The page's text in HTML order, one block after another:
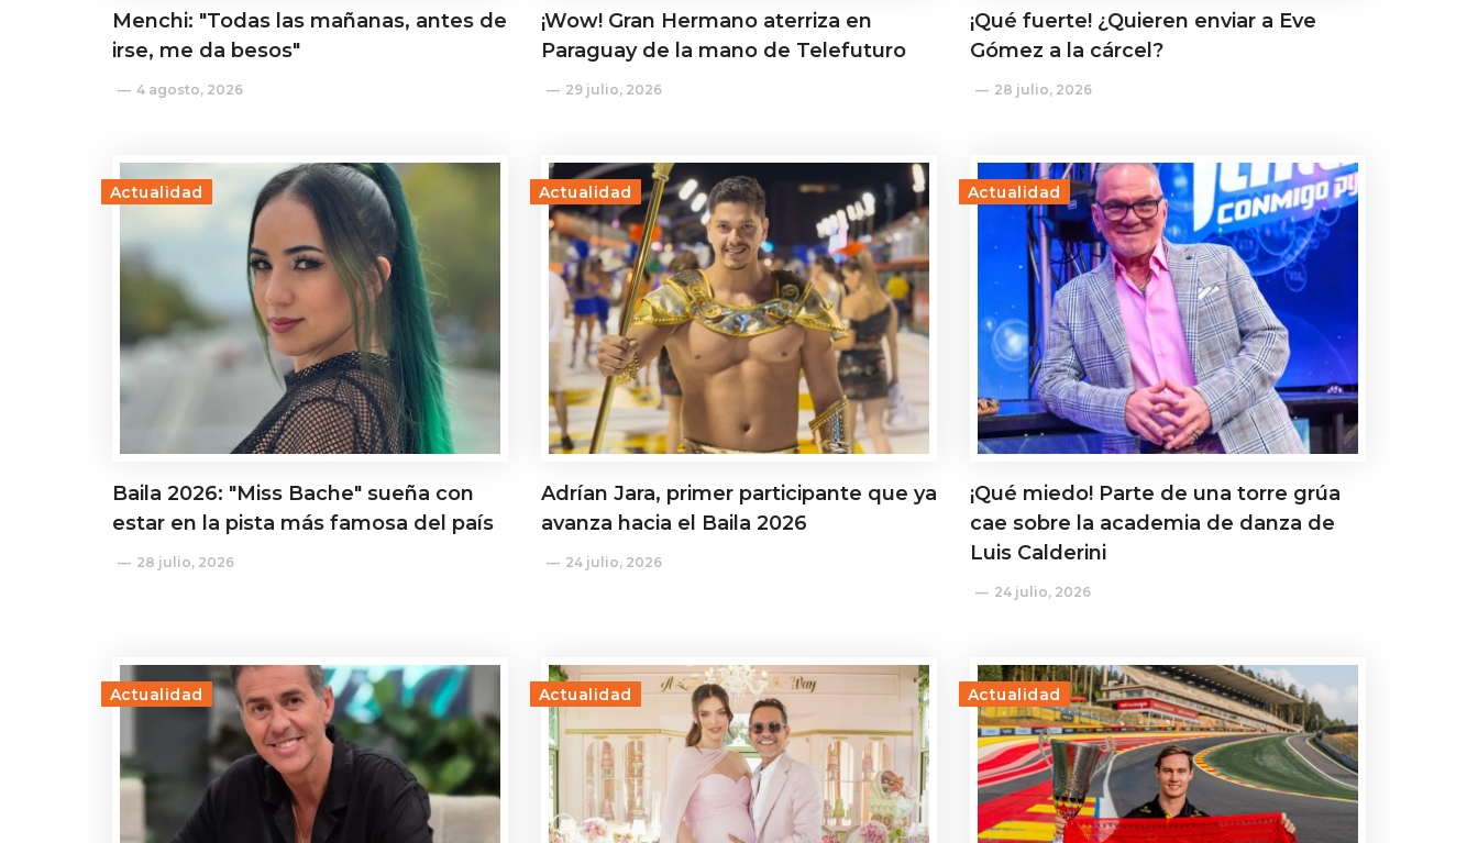
Menchi: "Todas las mañanas, antes de
irse, me da besos"
4 agosto, 2026
¡Wow! Gran Hermano aterriza en
Paraguay de la mano de Telefuturo
29 julio, 2026
¡Qué fuerte! ¿Quieren enviar a Eve
Gómez a la cárcel?
28 julio, 2026
Actualidad
Baila 2026: "Miss Bache" sueña con
estar en la pista más famosa del país
28 julio, 2026
Actualidad
Adrían Jara, primer participante que ya
avanza hacia el Baila 2026
24 julio, 2026
Actualidad
¡Qué miedo! Parte de una torre grúa
cae sobre la academia de danza de
Luis Calderini
24 julio, 2026
Actualidad Actualidad Actualidad